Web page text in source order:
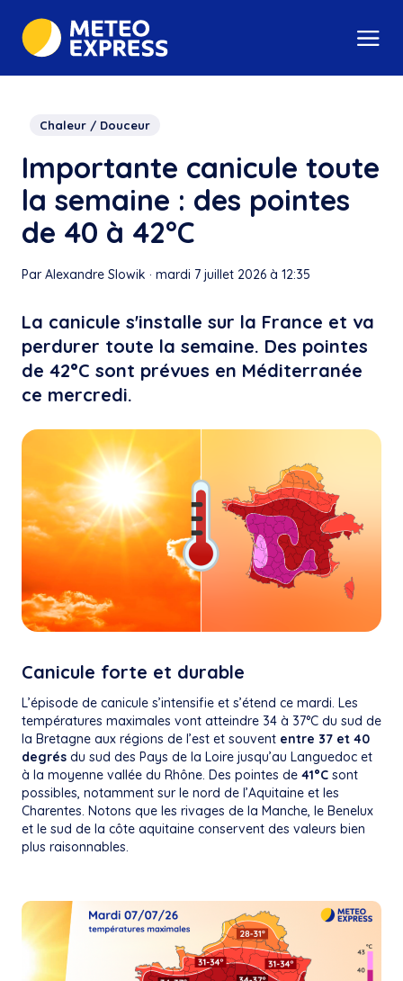
Chaleur / Douceur
Importante canicule toute
la semaine : des pointes
de 40 à 42°C
Par Alexandre Slowik · mardi 7 juillet 2026 à 12:35
La canicule s'installe sur la France et va
perdurer toute la semaine. Des pointes
de 42°C sont prévues en Méditerranée
ce mercredi.
Canicule forte et durable
L’épisode de canicule s’intensifie et s’étend ce mardi. Les
températures maximales vont atteindre 34 à 37°C du sud de
la Bretagne aux régions de l’est et souvent entre 37 et 40
degrés du sud des Pays de la Loire jusqu’au Languedoc et
à la moyenne vallée du Rhône. Des pointes de 41°C sont
possibles, notamment sur le nord de l’Aquitaine et les
Charentes. Notons que les rivages de la Manche, le Benelux
et le sud de la côte aquitaine conservent des valeurs bien
plus raisonnables.